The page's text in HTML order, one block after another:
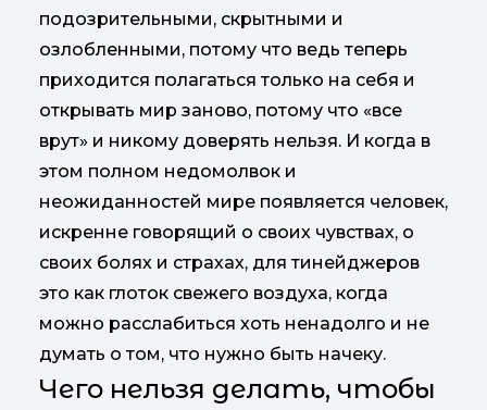
подозрительными, скрытными и
озлобленными, потому что ведь теперь
приходится полагаться только на себя и
открывать мир заново, потому что «все
врут» и никому доверять нельзя. И когда в
этом полном недомолвок и
неожиданностей мире появляется человек,
искренне говорящий о своих чувствах, о
своих болях и страхах, для тинейджеров
это как глоток свежего воздуха, когда
можно расслабиться хоть ненадолго и не
думать о том, что нужно быть начеку.
Чего нельзя делать, чтобы